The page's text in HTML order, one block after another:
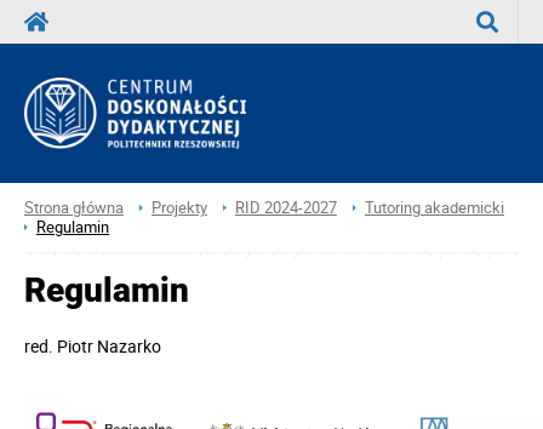
Strona główna Projekty RID 2024-2027
Tutoring akademicki
Regulamin
Regulamin
red. Piotr Nazarko